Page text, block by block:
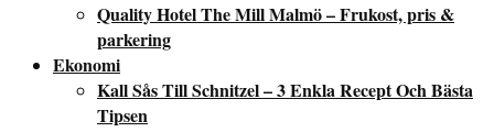
Quality Hotel The Mill Malmö – Frukost, pris &
parkering
Ekonomi
Kall Sås Till Schnitzel – 3 Enkla Recept Och Bästa
Tipsen